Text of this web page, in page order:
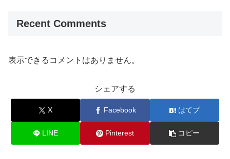
Recent Comments
表示できるコメントはありません。
シェアする
X Facebook はてブ
LINE Pinterest コピー